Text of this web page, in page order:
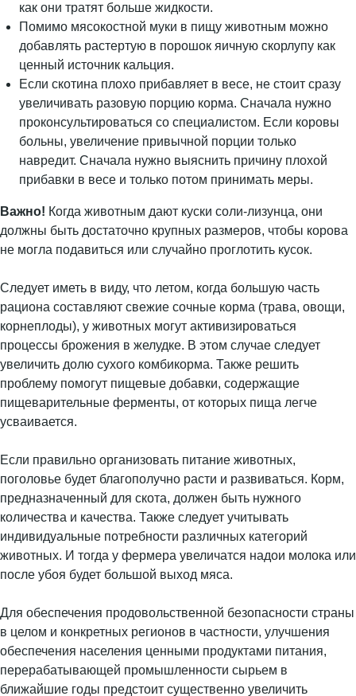
как они тратят больше жидкости.
Помимо мясокостной муки в пищу животным можно
добавлять растертую в порошок яичную скорлупу как
ценный источник кальция.
Если скотина плохо прибавляет в весе, не стоит сразу
увеличивать разовую порцию корма. Сначала нужно
проконсультироваться со специалистом. Если коровы
больны, увеличение привычной порции только
навредит. Сначала нужно выяснить причину плохой
прибавки в весе и только потом принимать меры.
Важно! Когда животным дают куски соли-лизунца, они
должны быть достаточно крупных размеров, чтобы корова
не могла подавиться или случайно проглотить кусок.
Следует иметь в виду, что летом, когда большую часть
рациона составляют свежие сочные корма (трава, овощи,
корнеплоды), у животных могут активизироваться
процессы брожения в желудке. В этом случае следует
увеличить долю сухого комбикорма. Также решить
проблему помогут пищевые добавки, содержащие
пищеварительные ферменты, от которых пища легче
усваивается.
Если правильно организовать питание животных,
поголовье будет благополучно расти и развиваться. Корм,
предназначенный для скота, должен быть нужного
количества и качества. Также следует учитывать
индивидуальные потребности различных категорий
животных. И тогда у фермера увеличатся надои молока или
после убоя будет большой выход мяса.
Для обеспечения продовольственной безопасности страны
в целом и конкретных регионов в частности, улучшения
обеспечения населения ценными продуктами питания,
перерабатывающей промышленности сырьем в
ближайшие годы предстоит существенно увеличить